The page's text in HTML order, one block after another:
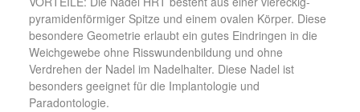
pyramidenförmiger Spitze und einem ovalen Körper. Diese
besondere Geometrie erlaubt ein gutes Eindringen in die
Weichgewebe ohne Risswundenbildung und ohne
Verdrehen der Nadel im Nadelhalter. Diese Nadel ist
besonders geeignet für die Implantologie und
Paradontologie.